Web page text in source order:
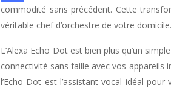
commodité sans précédent. Cette
véritable chef d’orchestre de votre
L’Alexa Echo Dot est bien plus qu’un
connectivité sans faille avec vos
l’Echo Dot est l’assistant vocal idéal